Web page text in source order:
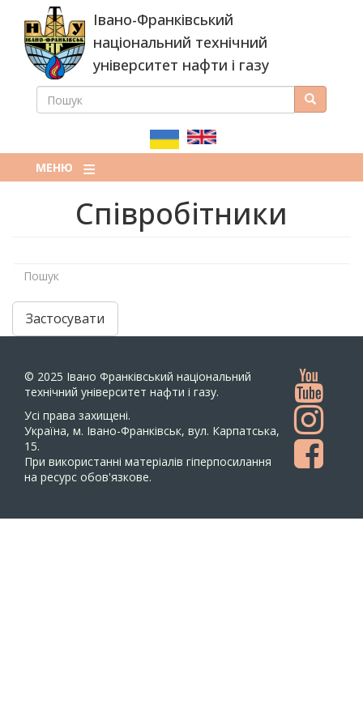
основного
вмісту
Івано-Франківський
національний технічний
університет нафти і газу
ПОШУКОВА
ПОШУК Пошук
МЕНЮ
Співробітники
Застосувати
© 2025 Івано Франківський національний
технічний університет нафти і газу.
Усi права захищенi.
Україна, м. Івано-Франківськ, вул. Карпатська,
15.
При використанні матеріалів гіперпосилання
на ресурс обов'язкове.